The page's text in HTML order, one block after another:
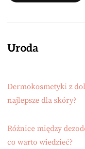
Uroda
Dermokosmetyki z
najlepsze dla skóry?
Różnice między
co warto wiedzieć?